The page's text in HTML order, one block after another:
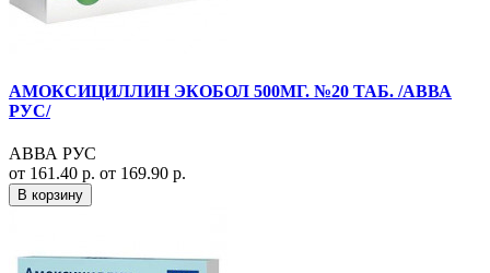
АМОКСИЦИЛЛИН ЭКОБОЛ 500МГ. №20 ТАБ. /АВВА
РУС/
АВВА РУС
от 161.40 р. от 169.90 р.
В корзину